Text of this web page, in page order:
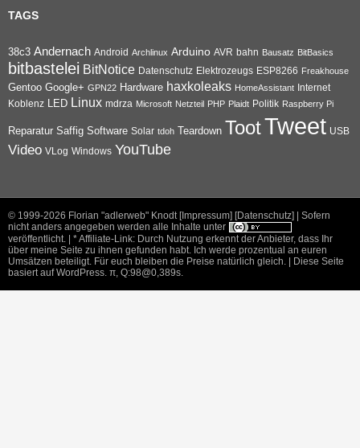
TAGS
38c3 Andernach Android Archlinux Arduino AVR bahn Bausatz BitBasics
bitbastelei BitNotice Datenschutz Elektrozeugs ESP8266 Freakhouse
Gentoo Google+ GPN22 Hardware haxkoleaks HomeAssistant Internet
Koblenz LED Linux mdrza Microsoft Netzteil PHP Plaidt Politik Raspberry Pi
Reparatur Saffig Software Solar tdoh Teardown TootTweet USB
Video VLog Windows YouTube
© 1999-2026 Florian "adlerweb" Knodt [Impressum] [Datenschutz] | Sofern
nicht anders angegeben werden alle Inhalte unter
veröffentlicht. | * Affiliate-Link: Durch Nutzung erkennt der Anbieter, dass Ihr
über meine Seite zu ihnen gefunden habt. Ich werde prozentual an euren
Umsätzen beteiligt. Für euch bleiben die Preise natürlich gleich. |
Diese Seite
basiert auf WordPress. π, Q:98@0,389s.